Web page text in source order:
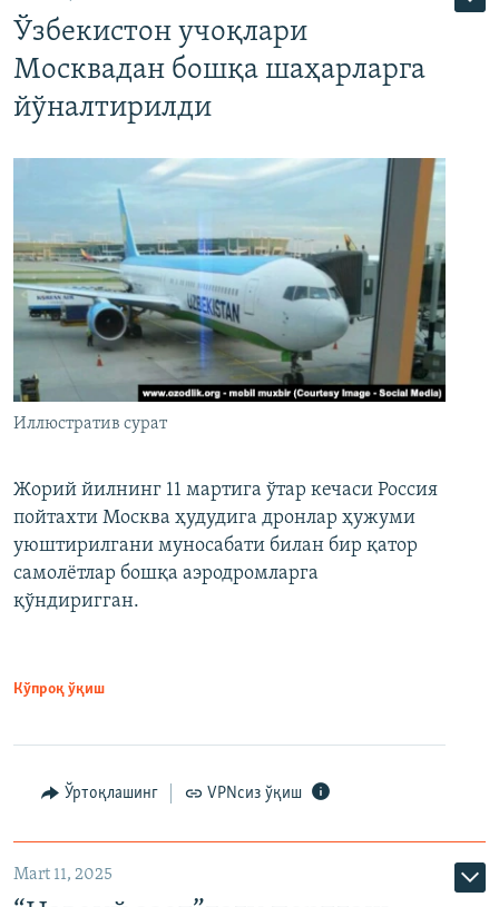
Ўзбекистон учоқлари
Москвадан бошқа шаҳарларга
йўналтирилди
Иллюстратив сурат
Жорий йилнинг 11 мартига ўтар кечаси Россия
пойтахти Москва ҳудудига дронлар ҳужуми
уюштирилгани муносабати билан бир қатор
самолётлар бошқа аэродромларга
қўндиригган.
Кўпроқ ўқиш
Ўртоқлашинг VPNсиз ўқиш
Mart 11, 2025